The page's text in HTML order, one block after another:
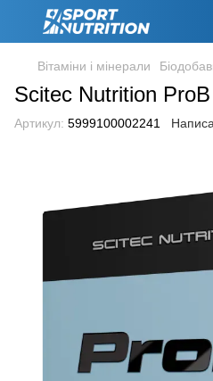
Вітаміни і мінерали
Scitec Nutrition
Артикул: 5999100002241